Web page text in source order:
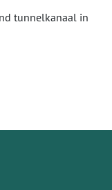
tunnelkanaal in